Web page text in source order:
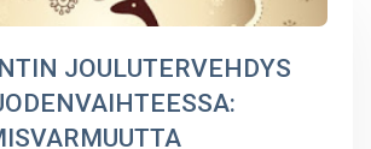
JOULUTERVEHDYS